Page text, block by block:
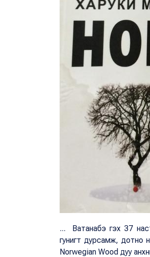
... Ватанабэ гэх 37
гунигт дурсамж, дотно
Norwegian Wood дуу